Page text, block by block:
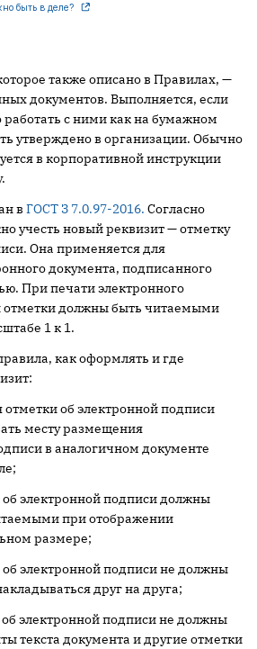
быть в деле?
также описано в Правилах, —
документов. Выполняется, если
с ними как на бумажном
утверждено в организации. Обычно
в корпоративной инструкции
в ГОСТ З 7.0.97-2016. Согласно
учесть новый реквизит — отметку
Она применяется для
документа, подписанного
При печати электронного
отметки должны быть читаемыми
1 к 1.
как оформлять и где
об электронной подписи
месту размещения
в аналогичном документе
электронной подписи должны
при отображении
размере;
электронной подписи не должны
друг на друга;
электронной подписи не должны
текста документа и другие отметки